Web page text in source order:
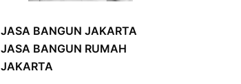
JASA BANGUN JAKARTA
JASA BANGUN RUMAH
JAKARTA